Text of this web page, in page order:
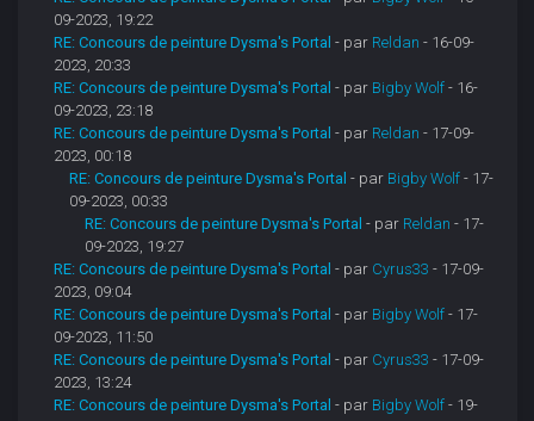
09-2023, 19:22
RE: Concours de peinture Dysma's Portal - par Reldan - 16-09-
2023, 20:33
RE: Concours de peinture Dysma's Portal - par Bigby Wolf - 16-
09-2023, 23:18
RE: Concours de peinture Dysma's Portal - par Reldan - 17-09-
2023, 00:18
RE: Concours de peinture Dysma's Portal - par Bigby Wolf - 17-
09-2023, 00:33
RE: Concours de peinture Dysma's Portal - par Reldan - 17-
09-2023, 19:27
RE: Concours de peinture Dysma's Portal - par Cyrus33 - 17-09-
2023, 09:04
RE: Concours de peinture Dysma's Portal - par Bigby Wolf - 17-
09-2023, 11:50
RE: Concours de peinture Dysma's Portal - par Cyrus33 - 17-09-
2023, 13:24
RE: Concours de peinture Dysma's Portal - par Bigby Wolf - 19-